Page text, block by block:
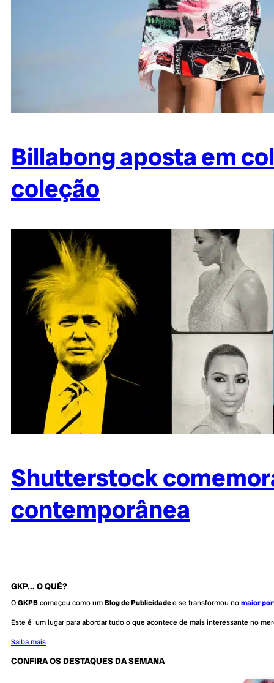
Billabong aposta em
coleção
Shutterstock
contemporânea
GKP... O QUÊ?
OGKPBcomeçou como umBlog de Publicidadee se transformou nomaior
Este é um lugar para abordar tudo o que acontece de mais interessante no
Saiba mais
CONFIRA OS DESTAQUES DA SEMANA